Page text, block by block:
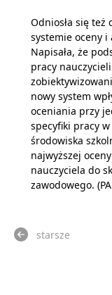
Odniosła się też
systemie oceny i
Napisała, że
pracy
nowy system
oceniania przy
specyfiki pracy
środowiska
najwyższej
nauczyciela do
zawodowego.
starsze